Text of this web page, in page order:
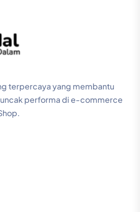
terpercaya yang membantu
performa di e-commerce